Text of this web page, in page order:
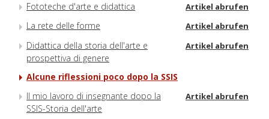
Fototeche d'arte e didattica Artikel abrufen
La rete delle forme Artikel abrufen
Didattica della storia dell'arte e
prospettiva di genere
Artikel abrufen
Alcune riflessioni poco dopo la SSIS
Il mio lavoro di insegnante dopo la
SSIS-Storia dell'arte
Artikel abrufen